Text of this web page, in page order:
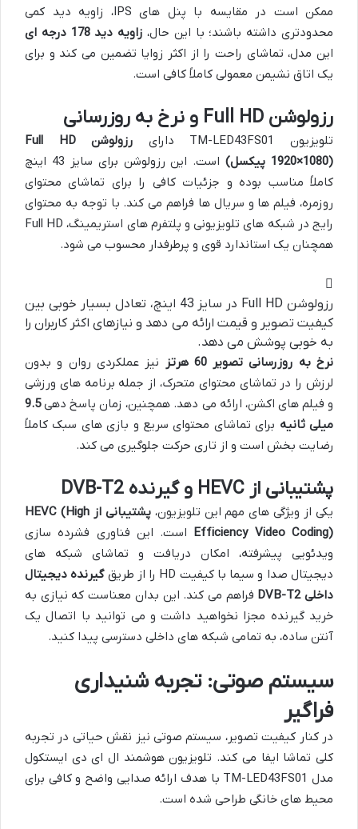
ممکن است در مقایسه با پنل های IPS، زاویه دید کمی
محدودتری داشته باشند؛ با این حال، زاویه دید 178 درجه ای
این مدل، تماشای راحت را از اکثر زوایا تضمین می کند و برای
یک اتاق نشیمن معمولی کاملاً کافی است.
رزولوشن Full HD و نرخ به روزرسانی
تلویزیون TM-LED43FS01 دارای
رزولوشن Full HD
(1920×1080 پیکسل)
است. این رزولوشن برای سایز 43 اینچ
کاملاً مناسب بوده و جزئیات کافی را برای تماشای محتوای
روزمره، فیلم ها و سریال ها فراهم می کند. با توجه به محتوای
رایج در شبکه های تلویزیونی و پلتفرم های استریمینگ، Full HD
همچنان یک استاندارد قوی و پرطرفدار محسوب می شود.
رزولوشن Full HD در سایز 43 اینچ، تعادل بسیار خوبی بین
کیفیت تصویر و قیمت ارائه می دهد و نیازهای اکثر کاربران را
به خوبی پوشش می دهد.
نرخ به روزرسانی تصویر 60 هرتز
نیز عملکردی روان و بدون
لرزش را در تماشای محتوای متحرک، از جمله برنامه های ورزشی
و فیلم های اکشن، ارائه می دهد. همچنین، زمان پاسخ دهی9.5
میلی ثانیه برای تماشای محتوای سریع و بازی های سبک کاملاً
رضایت بخش است و از تاری حرکت جلوگیری می کند.
پشتیبانی از HEVC و گیرنده DVB-T2
یکی از ویژگی های مهم این تلویزیون،
پشتیبانی از HEVC (High
Efficiency Video Coding) است. این فناوری فشرده سازی
ویدئویی پیشرفته، امکان دریافت و تماشای شبکه های
دیجیتال صدا و سیما با کیفیت HD را از طریق
گیرنده دیجیتال
داخلی DVB-T2
فراهم می کند. این بدان معناست که نیازی به
خرید گیرنده مجزا نخواهید داشت و می توانید با اتصال یک
آنتن ساده، به تمامی شبکه های داخلی دسترسی پیدا کنید.
سیستم صوتی: تجربه شنیداری
فراگیر
در کنار کیفیت تصویر، سیستم صوتی نیز نقش حیاتی در تجربه
کلی تماشا ایفا می کند. تلویزیون هوشمند ال ای دی ایستکول
مدل TM-LED43FS01 با هدف ارائه صدایی واضح و کافی برای
محیط های خانگی طراحی شده است.